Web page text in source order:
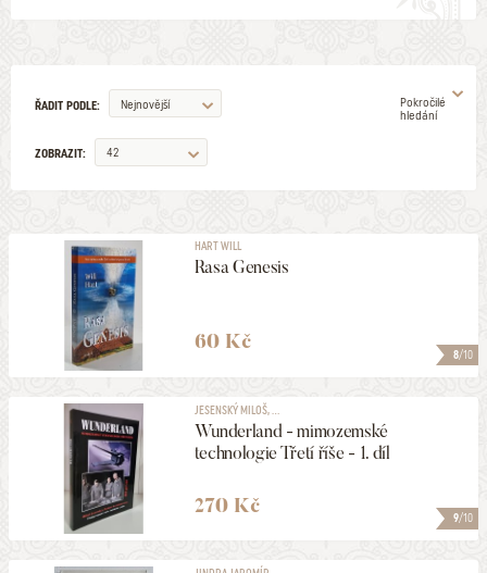
Pokročilé
hledání
ŘADIT PODLE: Nejnovější
ZOBRAZIT: 42
ILUSTRÁTOR
VYDAVATELSTVÍ
PODEPSANÉ
8/10
HART WILL
Rasa Genesis
60 Kč
9/10
JESENSKÝ MILOŠ, ...
Wunderland - mimozemské
technologie Třetí říše - 1. díl
270 Kč